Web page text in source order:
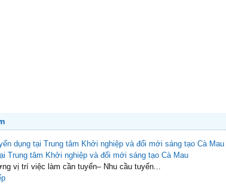
Trung tâm Khởi nghiệp và đổi mới sáng tạo Cà Mau
vị trí việc làm cần tuyển– Nhu cầu tuyển...